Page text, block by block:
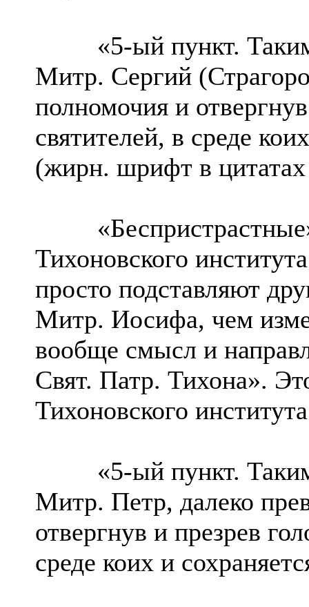
«5-ый пункт. Таким
Митр. Сергий
полномочия и
святителей, в среде
(жирн. шрифт в
«Беспристрастные»
Тихоновского
просто подставляют
Митр. Иосифа, чем
вообще смысл и
Свят. Патр. Тихона».
Тихоновского
«5-ый пункт. Таким
Митр. Петр, далеко
отвергнув и презрев
среде коих и